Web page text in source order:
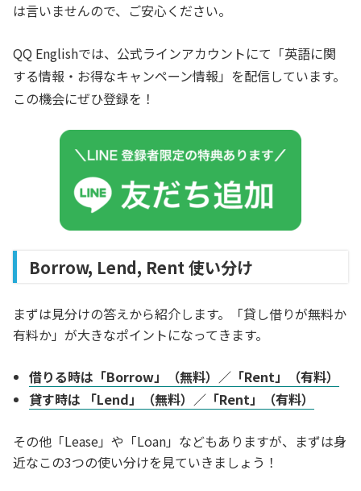
は言いませんので、ご安心ください。
QQ Englishでは、公式ラインアカウントにて「英語に関
する情報・お得なキャンペーン情報」を配信しています。
この機会にぜひ登録を！
Borrow, Lend, Rent 使い分け
まずは見分けの答えから紹介します。「貸し借りが無料か
有料か」が大きなポイントになってきます。
借りる時は「Borrow」（無料）／「Rent」（有料）
貸す時は 「Lend」（無料）／「Rent」（有料）
その他「Lease」や「Loan」などもありますが、まずは身
近なこの3つの使い分けを見ていきましょう！